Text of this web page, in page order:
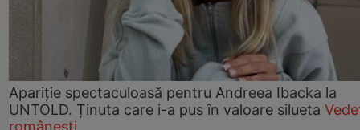
Apariție spectaculoasă pentru Andreea Ibacka la
UNTOLD. Ținuta care i-a pus în valoare silueta
românești